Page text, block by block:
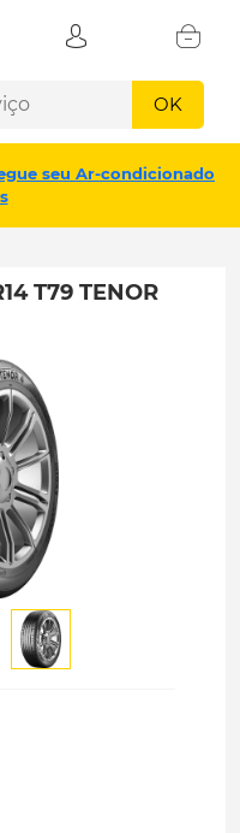
OK
seu Ar-condicionado
T79 TENOR